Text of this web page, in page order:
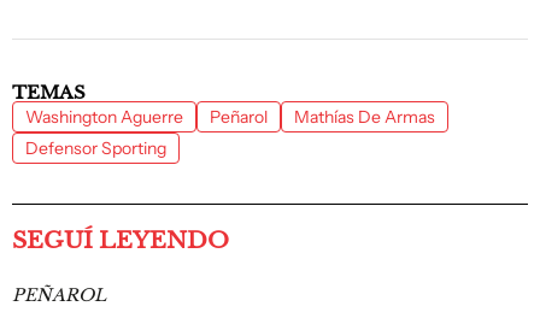
TEMAS
Washington Aguerre Peñarol
Mathías De Armas
Defensor Sporting
SEGUÍ LEYENDO
PEÑAROL